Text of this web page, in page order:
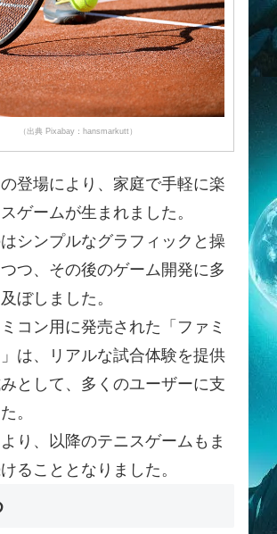
（出典 Pixabay：hansmarkutt）
登場により、家庭で手軽に楽
ゲームが生まれました。
シンプルなグラフィックと操
つ、その後のゲーム開発に多
ぼしました。
コン用に発売された「ファミ
は、リアルな試合体験を提供
として、多くのユーザーに支
。
り、以降のテニスゲームもま
ることとなりました。